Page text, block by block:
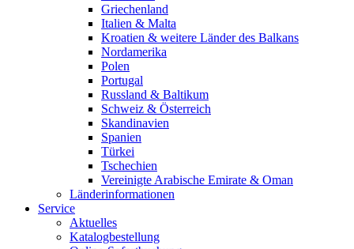
Griechenland
Italien & Malta
Kroatien & weitere Länder des Balkans
Nordamerika
Polen
Portugal
Russland & Baltikum
Schweiz & Österreich
Skandinavien
Spanien
Türkei
Tschechien
Vereinigte Arabische Emirate & Oman
Länderinformationen
Service
Aktuelles
Katalogbestellung